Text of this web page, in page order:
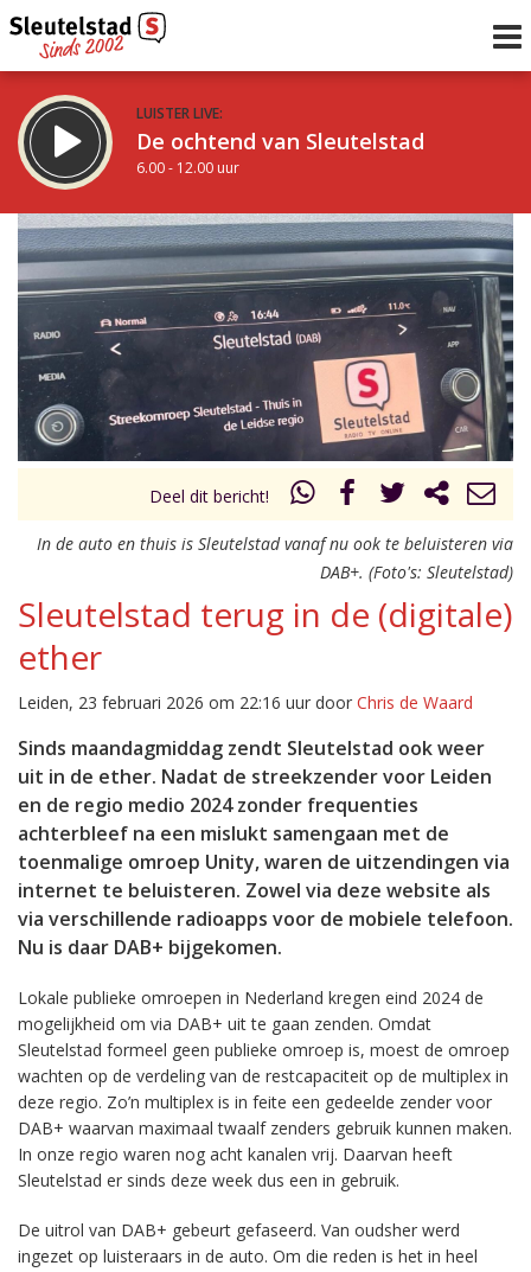
LUISTER LIVE:
De ochtend van Sleutelstad
6.00 - 12.00 uur
STRAKS:
De middag van Sleutelstad
12.00 - 18.00 uur
Vorig uur
uur 1 van 0 Volgend uur
Deel dit bericht!
In de auto en thuis is Sleutelstad vanaf nu ook te beluisteren via
DAB+. (Foto's: Sleutelstad)
Sleutelstad terug in de (digitale)
ether
Leiden, 23 februari 2026 om 22:16 uur door Chris de Waard
Sinds maandagmiddag zendt Sleutelstad ook weer
uit in de ether. Nadat de streekzender voor Leiden
en de regio medio 2024 zonder frequenties
achterbleef na een mislukt samengaan met de
toenmalige omroep Unity, waren de uitzendingen via
internet te beluisteren. Zowel via deze website als
via verschillende radioapps voor de mobiele telefoon.
Nu is daar DAB+ bijgekomen.
Lokale publieke omroepen in Nederland kregen eind 2024 de
mogelijkheid om via DAB+ uit te gaan zenden. Omdat
Sleutelstad formeel geen publieke omroep is, moest de omroep
wachten op de verdeling van de restcapaciteit op de multiplex in
deze regio. Zo’n multiplex is in feite een gedeelde zender voor
DAB+ waarvan maximaal twaalf zenders gebruik kunnen maken.
In onze regio waren nog acht kanalen vrij. Daarvan heeft
Sleutelstad er sinds deze week dus een in gebruik.
De uitrol van DAB+ gebeurt gefaseerd. Van oudsher werd
ingezet op luisteraars in de auto. Om die reden is het in heel